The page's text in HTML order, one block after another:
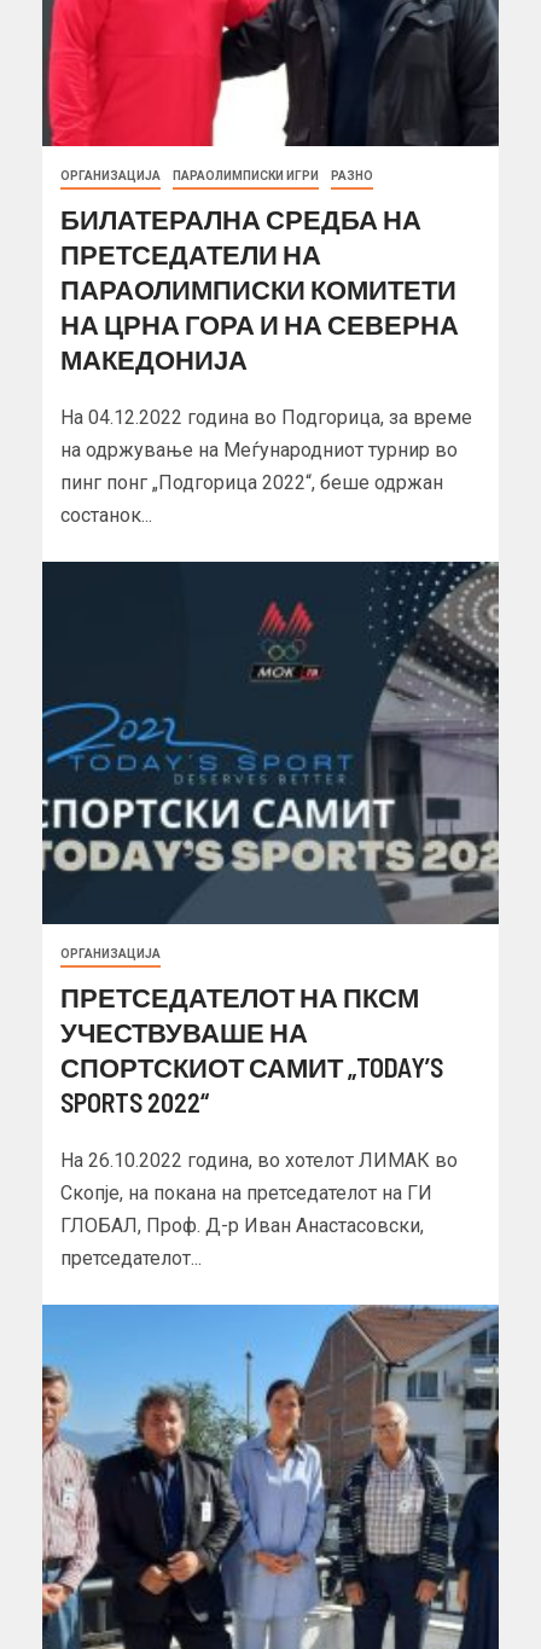
ОРГАНИЗАЦИЈА ПАРАОЛИМПИСКИ ИГРИ РАЗНО
БИЛАТЕРАЛНА СРЕДБА НА
ПРЕТСЕДАТЕЛИ НА
ПАРАОЛИМПИСКИ КОМИТЕТИ
НА ЦРНА ГОРА И НА СЕВЕРНА
МАКЕДОНИЈА
На 04.12.2022 година во Подгорица, за време
на одржување на Меѓународниот турнир во
пинг понг „Подгорица 2022“, беше одржан
состанок...
ОРГАНИЗАЦИЈА
ПРЕТСЕДАТЕЛОТ НА ПКСМ
УЧЕСТВУВАШЕ НА
СПОРТСКИОТ САМИТ „TODAY’S
SPORTS 2022“
На 26.10.2022 година, во хотелот ЛИМАК во
Скопје, на покана на претседателот на ГИ
ГЛОБАЛ, Проф. Д-р Иван Анастасовски,
претседателот...